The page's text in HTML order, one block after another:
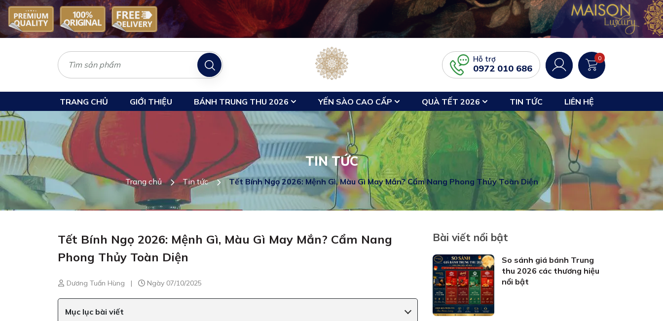
Hỗ trợ
0972 010 686
0
TRANG CHỦ GIỚI THIỆU BÁNH TRUNG THU 2026 YẾN SÀO CAO CẤP QUÀ TẾT 2026 TIN TỨC LIÊN HỆ
TIN TỨC
Trang chủ Tin tức Tết Bính Ngọ 2026: Mệnh Gì, Màu Gì May Mắn? Cẩm Nang Phong Thủy Toàn Diện
Tết Bính Ngọ 2026: Mệnh Gì, Màu Gì May Mắn? Cẩm Nang
Phong Thủy Toàn Diện
Dương Tuấn Hùng | Ngày 07/10/2025
Mục lục bài viết
Bài viết nổi bật
So sánh giá bánh Trung
thu 2026 các thương hiệu
nổi bật